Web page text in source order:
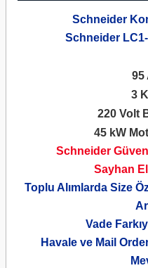
Schneider
Schneider
95
3
220 Volt
45 kW
Schneider
Sayhan
Toplu Alımlarda Size
Vade
Havale ve Mail